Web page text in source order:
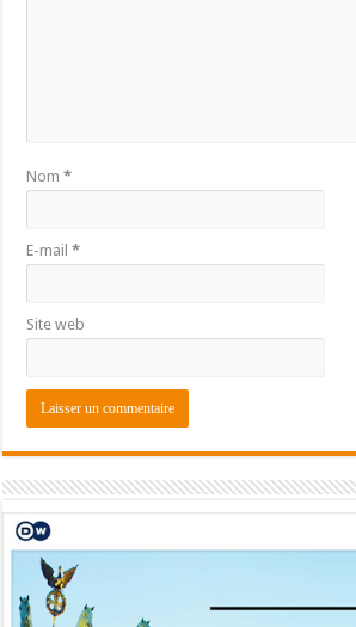
Nom*
E-mail*
Site web